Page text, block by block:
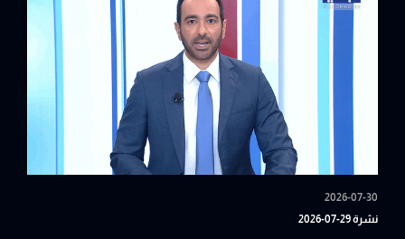
2026-07-30
نشرة 29-07-2026